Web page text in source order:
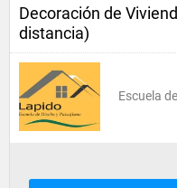
Decoración de
distancia)
Escuela